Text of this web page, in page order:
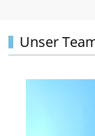
Unser